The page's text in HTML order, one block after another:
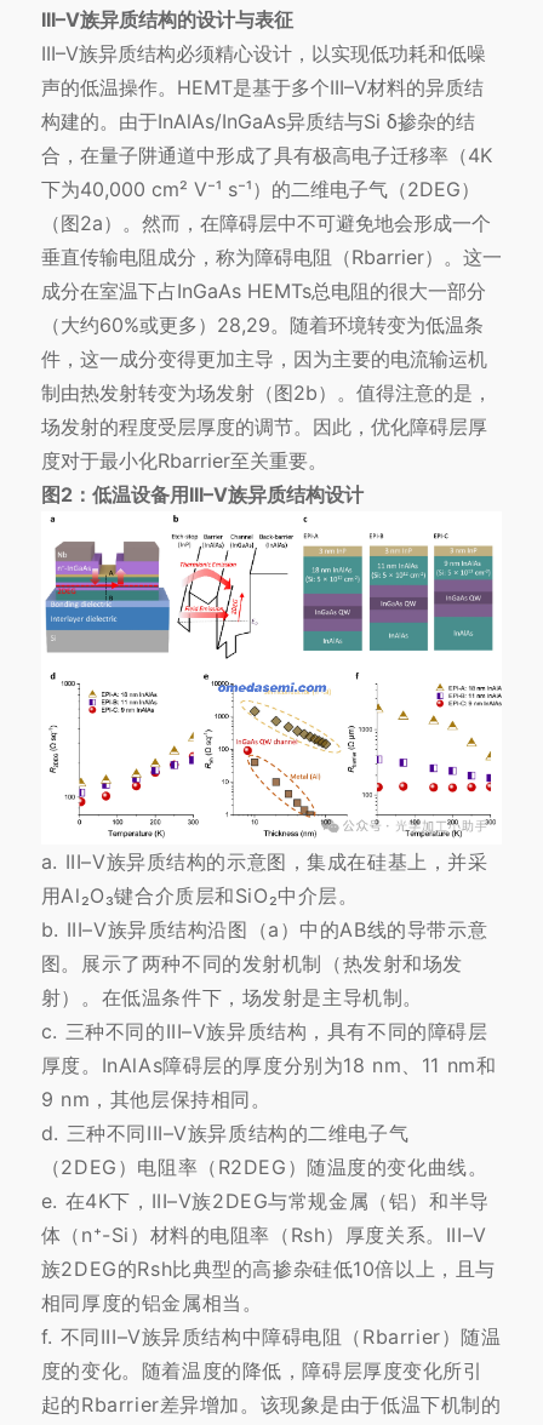
III–V族异质结构的设计与表征
III–V族异质结构必须精心设计，以实现低功耗和低噪
声的低温操作。HEMT是基于多个III–V材料的异质结
构建的。由于InAlAs/InGaAs异质结与Si δ掺杂的结
合，在量子阱通道中形成了具有极高电子迁移率（4K
下为40,000 cm² V⁻¹ s⁻¹）的二维电子气（2DEG）
（图2a）。然而，在障碍层中不可避免地会形成一个
垂直传输电阻成分，称为障碍电阻（Rbarrier）。这一
成分在室温下占InGaAs HEMTs总电阻的很大一部分
（大约60%或更多）28,29。随着环境转变为低温条
件，这一成分变得更加主导，因为主要的电流输运机
制由热发射转变为场发射（图2b）。值得注意的是，
场发射的程度受层厚度的调节。因此，优化障碍层厚
度对于最小化Rbarrier至关重要。
图2：低温设备用III–V族异质结构设计
a. III–V族异质结构的示意图，集成在硅基上，并采
用Al₂O₃键合介质层和SiO₂中介层。
b. III–V族异质结构沿图（a）中的AB线的导带示意
图。展示了两种不同的发射机制（热发射和场发
射）。在低温条件下，场发射是主导机制。
c. 三种不同的III–V族异质结构，具有不同的障碍层
厚度。InAlAs障碍层的厚度分别为18 nm、11 nm和
9 nm，其他层保持相同。
d. 三种不同III–V族异质结构的二维电子气
（2DEG）电阻率（R2DEG）随温度的变化曲线。
e. 在4K下，III–V族2DEG与常规金属（铝）和半导
体（n⁺-Si）材料的电阻率（Rsh）厚度关系。III–V
族2DEG的Rsh比典型的高掺杂硅低10倍以上，且与
相同厚度的铝金属相当。
f. 不同III–V族异质结构中障碍电阻（Rbarrier）随温
度的变化。随着温度的降低，障碍层厚度变化所引
起的Rbarrier差异增加。该现象是由于低温下机制的